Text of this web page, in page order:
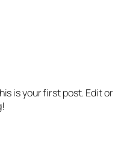
is your first post. Edit or